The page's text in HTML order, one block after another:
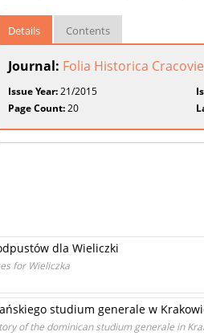
Details Contents
Journal: Folia Historica
Issue Year:21/2015
Page Count:20
dla Wieliczki
for Wieliczka
studium generale w
of the dominican studium generale in